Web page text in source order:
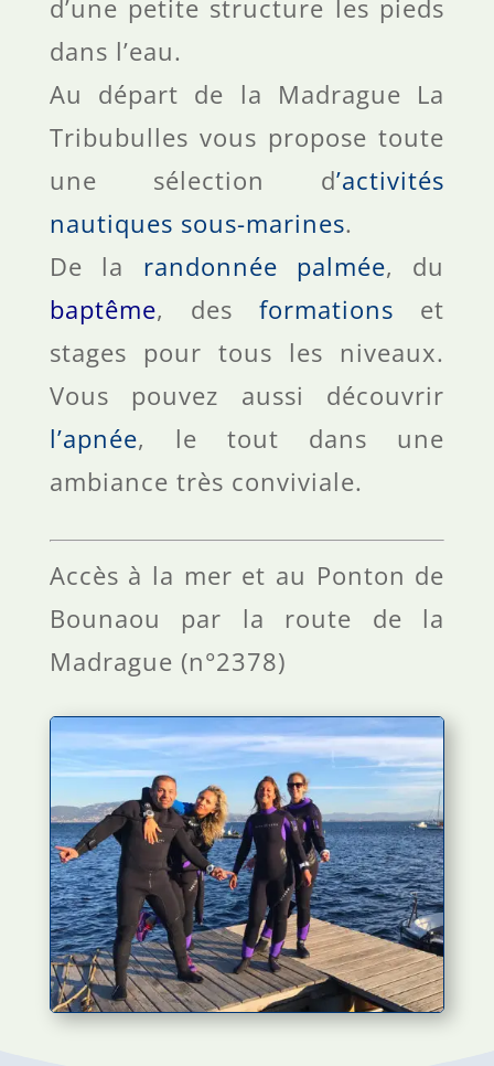
d’une petite structure les pieds
dans l’eau.
Au départ de la Madrague La
Tribubulles vous propose toute
une sélection d’activités
nautiques sous-marines.
De la randonnée palmée, du
baptême, desformations et
stages pour tous les niveaux.
Vous pouvez aussi découvrir
l’apnée, le tout dans une
ambiance très conviviale.
Accès à la mer et au Ponton de
Bounaou par la route de la
Madrague (n°2378)